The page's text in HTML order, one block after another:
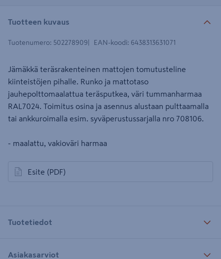
Tuotteen kuvaus
Tuotenumero: 502278909 EAN-koodi: 6438313631071
Jämäkkä teräsrakenteinen mattojen tomutusteline
kiinteistöjen pihalle. Runko ja mattotaso
jauhepolttomaalattua teräsputkea, väri tummanharmaa
RAL7024. Toimitus osina ja asennus alustaan pulttaamalla
tai ankkuroimalla esim. syväperustussarjalla nro 708106.
- maalattu, vakioväri harmaa
Esite (PDF)
avautuu uuteen välilehteen
Tuotetiedot
Asiakasarviot